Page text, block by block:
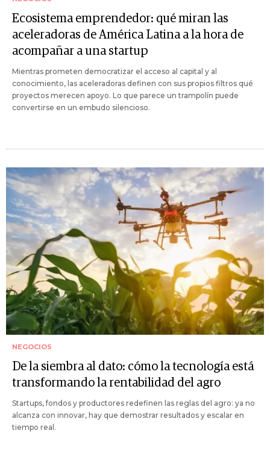
Ecosistema emprendedor: qué miran las
aceleradoras de América Latina a la hora de
acompañar a una startup
Mientras prometen democratizar el acceso al capital y al
conocimiento, las aceleradoras definen con sus propios filtros qué
proyectos merecen apoyo. Lo que parece un trampolín puede
convertirse en un embudo silencioso.
NEGOCIOS
De la siembra al dato: cómo la tecnología está
transformando la rentabilidad del agro
Startups, fondos y productores redefinen las reglas del agro: ya no
alcanza con innovar, hay que demostrar resultados y escalar en
tiempo real.